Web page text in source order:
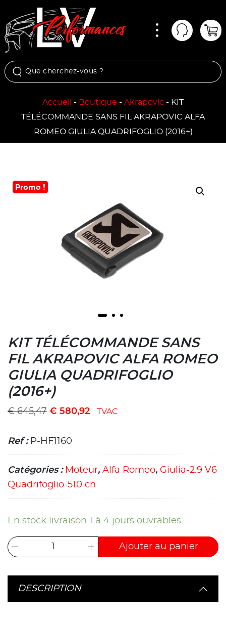
Mon
Accueil - Boutique - Akrapovic - KIT
TÉLÉCOMMANDE SANS FIL AKRAPOVIC ALFA
ROMEO GIULIA QUADRIFOGLIO (2016+)
Promo !
KIT TÉLÉCOMMANDE SANS
FIL AKRAPOVIC ALFA ROMEO
GIULIA QUADRIFOGLIO
(2016+)
€645,47 € 580,92 TVAC
Ref : P-HF1160
Catégories : Moteur, Alfa Romeo, Giulia-2.9 V6
Quadrifoglio-510 ch
En stock livraison 1 à 4 jours ouvrables
Ajouter au panier
DESCRIPTION